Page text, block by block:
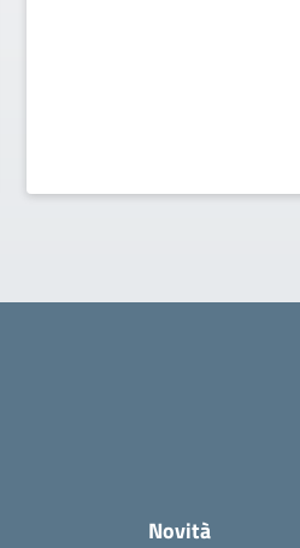
Novità